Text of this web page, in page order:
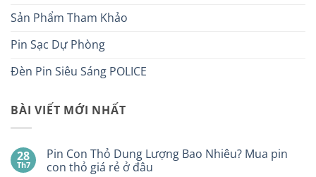
Sản Phẩm Tham Khảo
Pin Sạc Dự Phòng
Đèn Pin Siêu Sáng POLICE
BÀI VIẾT MỚI NHẤT
28
Th7
Pin Con Thỏ Dung Lượng Bao Nhiêu? Mua pin
con thỏ giá rẻ ở đâu